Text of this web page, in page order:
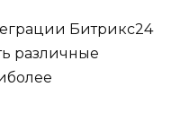
Битрикс24
различные